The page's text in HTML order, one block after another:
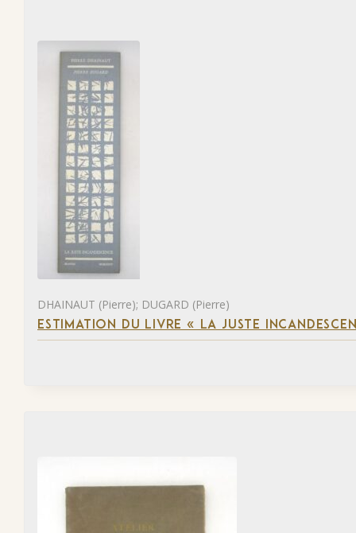
DHAINAUT (Pierre); DUGARD (Pierre)
ESTIMATION DU LIVRE « LA JUSTE